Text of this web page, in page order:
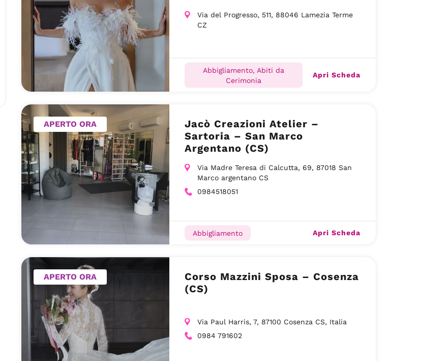
Via del Progresso, 511, 88046 Lamezia Terme
CZ
Abbigliamento, Abiti da
Cerimonia
Apri Scheda
APERTO ORA
Jacò Creazioni Atelier –
Sartoria – San Marco
Argentano (CS)
Via Madre Teresa di Calcutta, 69, 87018 San
Marco argentano CS
0984518051
Abbigliamento Apri Scheda
APERTO ORA
Corso Mazzini Sposa – Cosenza
(CS)
Via Paul Harris, 7, 87100 Cosenza CS, Italia
0984 791602